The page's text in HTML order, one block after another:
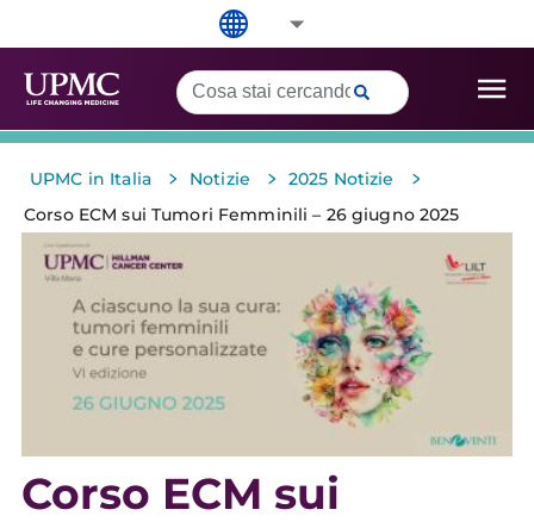
UPMC in Italia > Notizie > 2025 Notizie >
Corso ECM sui Tumori Femminili – 26 giugno 2025
Corso ECM sui